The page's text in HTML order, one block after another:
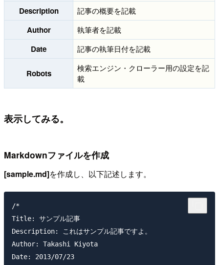
Description 記事の概要を記載
Author 執筆者を記載
Date 記事の執筆日付を記載
Robots
検索エンジン・クローラー用の設定を記
載
表示してみる。
Markdownファイルを作成
[sample.md]を作成し、以下記述します。
/*
Title: サンプル記事
Description: これはサンプル記事ですよ。
Author: Takashi Kiyota
Date: 2013/07/23